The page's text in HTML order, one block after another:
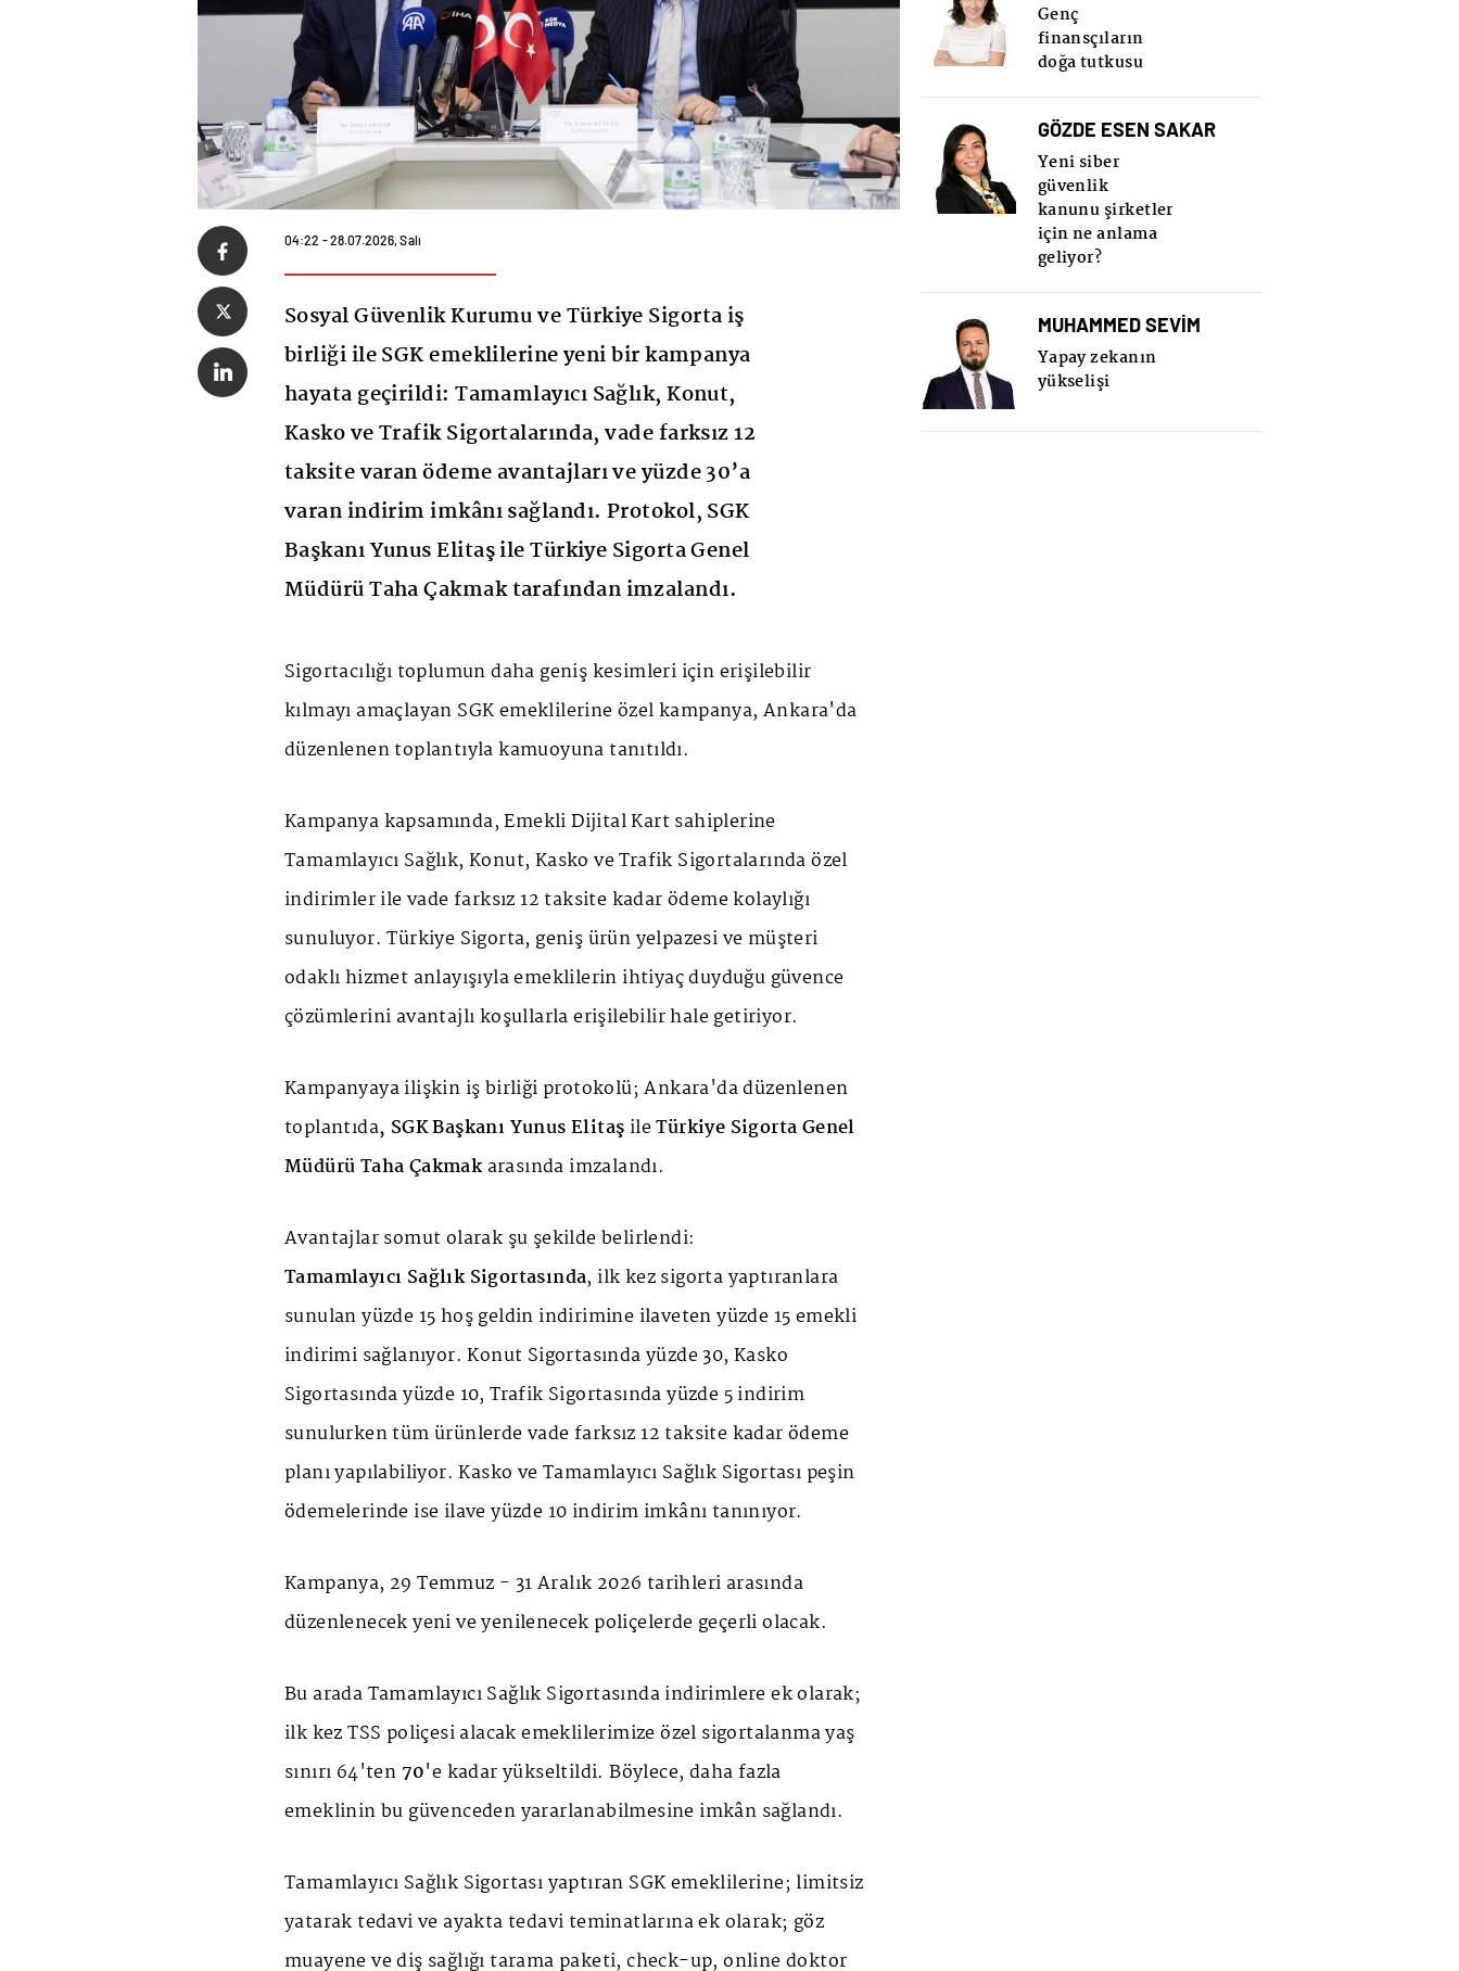
04:22 - 28.07.2026, Salı
Sosyal Güvenlik Kurumu ve Türkiye Sigorta iş
birliği ile SGK emeklilerine yeni bir kampanya
hayata geçirildi: Tamamlayıcı Sağlık, Konut,
Kasko ve Trafik Sigortalarında, vade farksız 12
taksite varan ödeme avantajları ve yüzde 30’a
varan indirim imkânı sağlandı. Protokol, SGK
Başkanı Yunus Elitaş ile Türkiye Sigorta Genel
Müdürü Taha Çakmak tarafından imzalandı.
Sigortacılığı toplumun daha geniş kesimleri için erişilebilir
kılmayı amaçlayan SGK emeklilerine özel kampanya, Ankara'da
düzenlenen toplantıyla kamuoyuna tanıtıldı.
Kampanya kapsamında, Emekli Dijital Kart sahiplerine
Tamamlayıcı Sağlık, Konut, Kasko ve Trafik Sigortalarında özel
indirimler ile vade farksız 12 taksite kadar ödeme kolaylığı
sunuluyor. Türkiye Sigorta, geniş ürün yelpazesi ve müşteri
odaklı hizmet anlayışıyla emeklilerin ihtiyaç duyduğu güvence
çözümlerini avantajlı koşullarla erişilebilir hale getiriyor.
Kampanyaya ilişkin iş birliği protokolü; Ankara'da düzenlenen
toplantıda, SGK Başkanı Yunus Elitaş ileTürkiye Sigorta Genel
Müdürü Taha Çakmakarasında imzalandı.
Avantajlar somut olarak şu şekilde belirlendi:
Tamamlayıcı Sağlık Sigortasında, ilk kez sigorta yaptıranlara
sunulan yüzde 15 hoş geldin indirimine ilaveten yüzde 15 emekli
indirimi sağlanıyor. Konut Sigortasında yüzde 30, Kasko
Sigortasında yüzde 10, Trafik Sigortasında yüzde 5 indirim
sunulurken tüm ürünlerde vade farksız 12 taksite kadar ödeme
planı yapılabiliyor. Kasko ve Tamamlayıcı Sağlık Sigortası peşin
ödemelerinde ise ilave yüzde 10 indirim imkânı tanınıyor.
Kampanya, 29 Temmuz - 31 Aralık 2026 tarihleri arasında
düzenlenecek yeni ve yenilenecek poliçelerde geçerli olacak.
Bu arada Tamamlayıcı Sağlık Sigortasında indirimlere ek olarak;
ilk kez TSS poliçesi alacak emeklilerimize özel sigortalanma yaş
sınırı 64'ten 70'e kadar yükseltildi. Böylece, daha fazla
emeklinin bu güvenceden yararlanabilmesine imkân sağlandı.
Tamamlayıcı Sağlık Sigortası yaptıran SGK emeklilerine; limitsiz
yatarak tedavi ve ayakta tedavi teminatlarına ek olarak; göz
muayene ve diş sağlığı tarama paketi, check-up, online doktor
Genç
finansçıların
doğa tutkusu
GÖZDE ESEN SAKAR
Yeni siber
güvenlik
kanunu şirketler
için ne anlama
geliyor?
MUHAMMED SEVİM
Yapay zekanın
yükselişi